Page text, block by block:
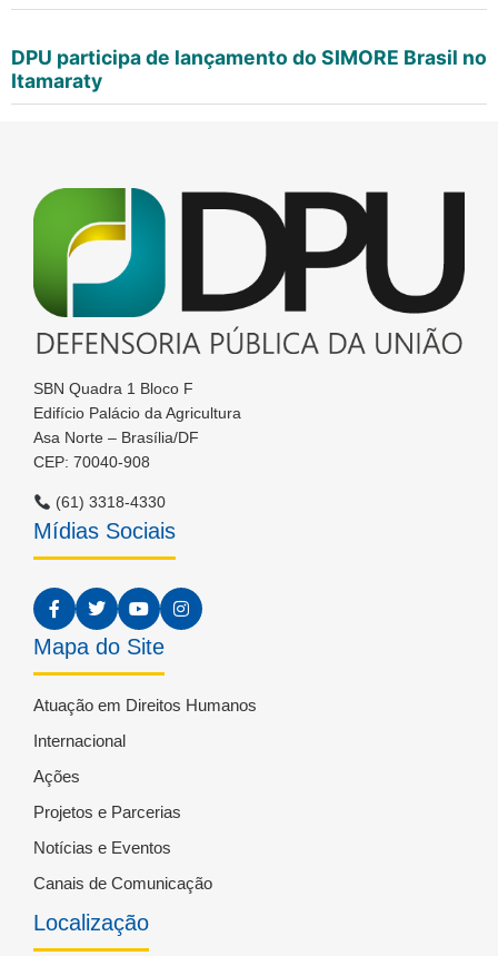
DPU participa de lançamento do SIMORE Brasil no
Itamaraty
SBN Quadra 1 Bloco F
Edifício Palácio da Agricultura
Asa Norte – Brasília/DF
CEP: 70040-908
(61) 3318-4330
Mídias Sociais
Mapa do Site
Atuação em Direitos Humanos
Internacional
Ações
Projetos e Parcerias
Notícias e Eventos
Canais de Comunicação
Localização